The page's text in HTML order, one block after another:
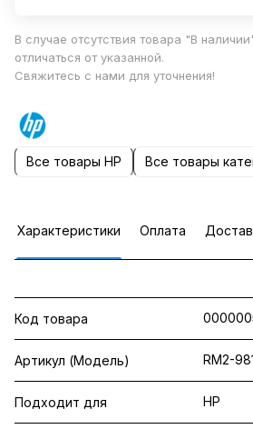
В случае отсутствия товара "В
отличаться от указанной.
Свяжитесь с нами для уточнения!
Все товары HP Все товары
Характеристики Оплата
Код товара
Артикул (Модель) RM2-
Подходит для HP